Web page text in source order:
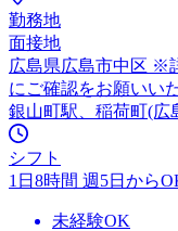
勤務地
面接地
広島県広島市中区 ※
にご確認をお願いい
銀山町駅、稲荷町(広
シフト
1日8時間 週5日から
未経験OK